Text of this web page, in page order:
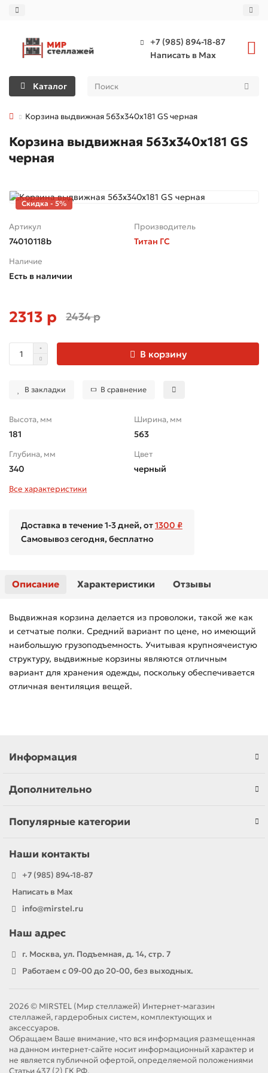
+7 (985) 894-18-87
Написать в Max
Каталог
Корзина выдвижная 563x340x181 GS черная
Корзина выдвижная 563x340x181 GS
черная
Скидка - 5%
Артикул
74010118b
Производитель
Титан ГС
Наличие
Есть в наличии
2313 р 2434 р
В корзину
В закладки В сравнение
Высота, мм
181
Ширина, мм
563
Глубина, мм
340
Цвет
черный
Все характеристики
Доставка в течение 1-3 дней, от1300 ₽
Самовывоз сегодня, бесплатно
Описание Характеристики Отзывы
Выдвижная корзина делается из проволоки, такой же как
и сетчатые полки. Средний вариант по цене, но имеющий
наибольшую грузоподъемность. Учитывая крупноячеистую
структуру, выдвижные корзины являются отличным
вариант для хранения одежды, поскольку обеспечивается
отличная вентиляция вещей.
Информация
Дополнительно
Популярные категории
Наши контакты
+7 (985) 894-18-87
Написать в Max
info@mirstel.ru
Наш адрес
г. Москва, ул. Подъемная, д. 14, стр. 7
Работаем с 09-00 до 20-00, без выходных.
2026 © MIRSTEL (Мир стеллажей) Интернет-магазин
стеллажей, гардеробных систем, комплектующих и
аксессуаров.
Обращаем Ваше внимание, что вся информация размещенная
на данном интернет-сайте носит информационный характер и
не является публичной офертой, определяемой положениями
Статьи 437 (2) ГК РФ.